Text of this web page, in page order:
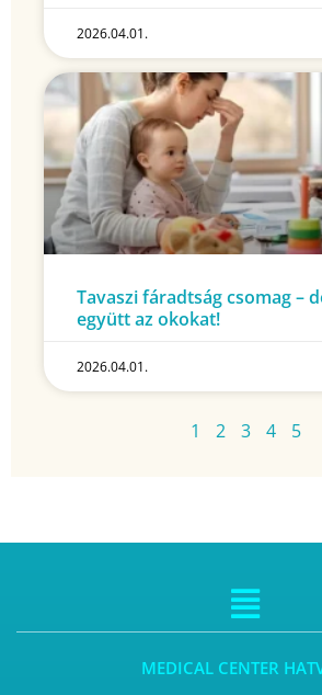
2026.04.01.
Tavaszi fáradtság csomag –
együtt az okokat!
2026.04.01.
1 2 3 4 5
MEDICAL CENTER